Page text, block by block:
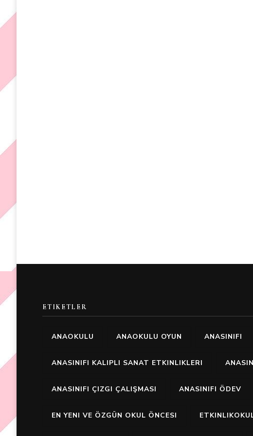
ETIKETLER
ANAOKULU ANAOKULU OYUN ANASINIFI
ANASINIFI KALIPLI SANAT ETKINLIKLERI
ANASINIFI ÇIZGI ÇALIŞMASI ANASINIFI ÖDEV
EN YENI VE ÖZGÜN OKUL ÖNCESI